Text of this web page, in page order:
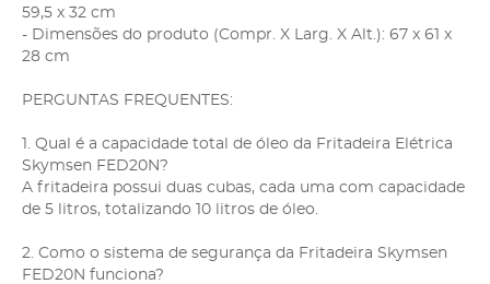
59,5 x 32 cm
- Dimensões do produto (Compr. X Larg. X Alt.): 67 x 61 x
28 cm
PERGUNTAS FREQUENTES:
1. Qual é a capacidade total de óleo da Fritadeira Elétrica
Skymsen FED20N?
A fritadeira possui duas cubas, cada uma com capacidade
de 5 litros, totalizando 10 litros de óleo.
2. Como o sistema de segurança da Fritadeira Skymsen
FED20N funciona?